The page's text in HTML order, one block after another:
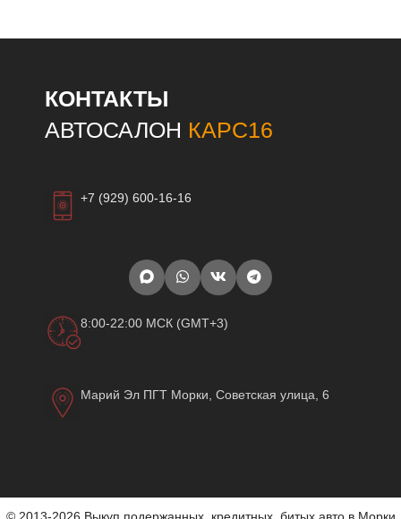
КОНТАКТЫ
АВТОСАЛОН КАРС16
+7 (929) 600-16-16
8:00-22:00 МСК (GMT+3)
Марий Эл ПГТ Морки, Советская улица, 6